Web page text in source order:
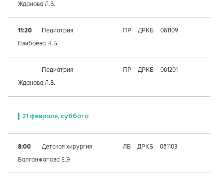
Жданова Л.В.
11:20 Педиатрия ПР ДРКБ 081109
Гомбоева Н.Б.
Педиатрия ПР ДРКБ 081201
Жданова Л.В.
21 февраля, суббота
8:00 Детская хирургия ЛБ ДРКБ 081103
Балганжапова Е.Э